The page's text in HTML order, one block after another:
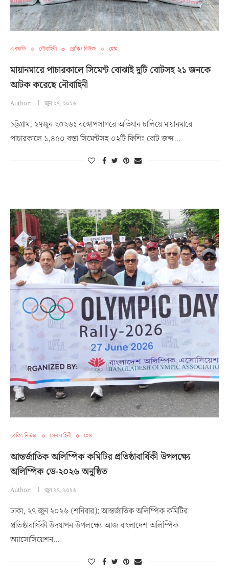
এএফডি নৌবাহিনী ব্রেকিং নিউজ হোম
মায়ানমারে পাচারকালে সিমেন্ট বোঝাই দুটি বোটসহ ২১ জনকে
আটক করেছে নৌবাহিনী
Author: জুন ২৭, ২০২৬
চট্টগ্রাম, ২৭জুন ২০২৬ঃ বঙ্গোপসাগরে অভিযান চালিয়ে মায়ানমারে
পাচারকালে ১,৪৫০ বস্তা সিমেন্টসহ ০২টি ফিশিং বোট জব্দ…
ব্রেকিং নিউজ সেনাবাহিনী হোম
আন্তর্জাতিক অলিম্পিক কমিটির প্রতিষ্ঠাবার্ষিকী উপলক্ষ্যে
অলিম্পিক ডে-২০২৬ অনুষ্ঠিত
Author: জুন ২৭, ২০২৬
ঢাকা, ২৭ জুন ২০২৬ (শনিবার): আন্তর্জাতিক অলিম্পিক কমিটির
প্রতিষ্ঠাবার্ষিকী উদযাপন উপলক্ষ্যে আজ বাংলাদেশ অলিম্পিক
অ্যাসোসিয়েশন…